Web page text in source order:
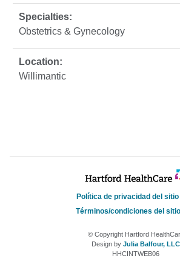
Obstetrics & Gynecology
Willimantic
Política de privacidad del sitio
Términos/condiciones del
© Copyright Hartford
Design by Julia Balfour, LLC
HHCINTWEB06